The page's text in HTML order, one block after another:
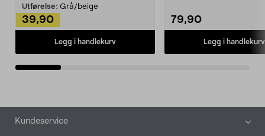
Utførelse: Grå/beige
39,90
Legg i handlekurv
79,90
Legg i handlekurv
Bunntekst
Kundeservice